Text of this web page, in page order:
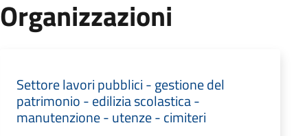
Organizzazioni
Settore lavori pubblici - gestione del
patrimonio - edilizia scolastica -
manutenzione - utenze - cimiteri